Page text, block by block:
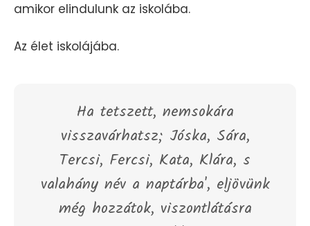
amikor elindulunk az iskolába.
Az élet iskolájába.
Ha tetszett, nemsokára
visszavárhatsz; Jóska, Sára,
Tercsi, Fercsi, Kata, Klára, s
valahány név a naptárba', eljövünk
még hozzátok, viszontlátásra